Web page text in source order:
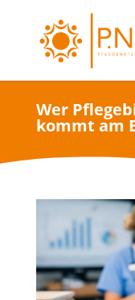
Wer
kommt am